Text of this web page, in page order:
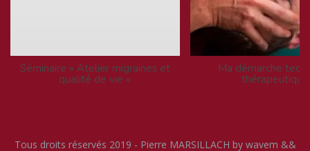
Séminaire « Atelier migraines et
qualité de vie »
Ma démarche
thérapeutique
Tous droits réservés 2019 - Pierre MARSILLACH by wavem &&